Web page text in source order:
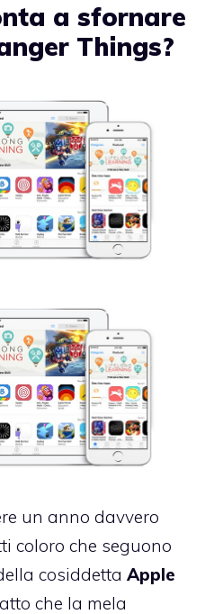
a sfornare
Things?
un anno davvero
coloro che seguono
cosiddetta Apple
che la mela